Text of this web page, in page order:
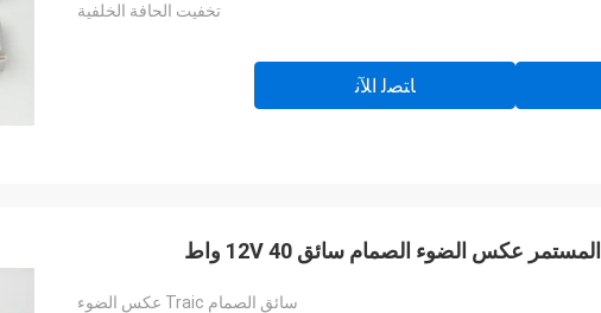
تخفيت الحافة الخلفية
ﺎﺘﺼﻟ ﺍﻶﻧ
سائق الصمام Traic عكس الضوء